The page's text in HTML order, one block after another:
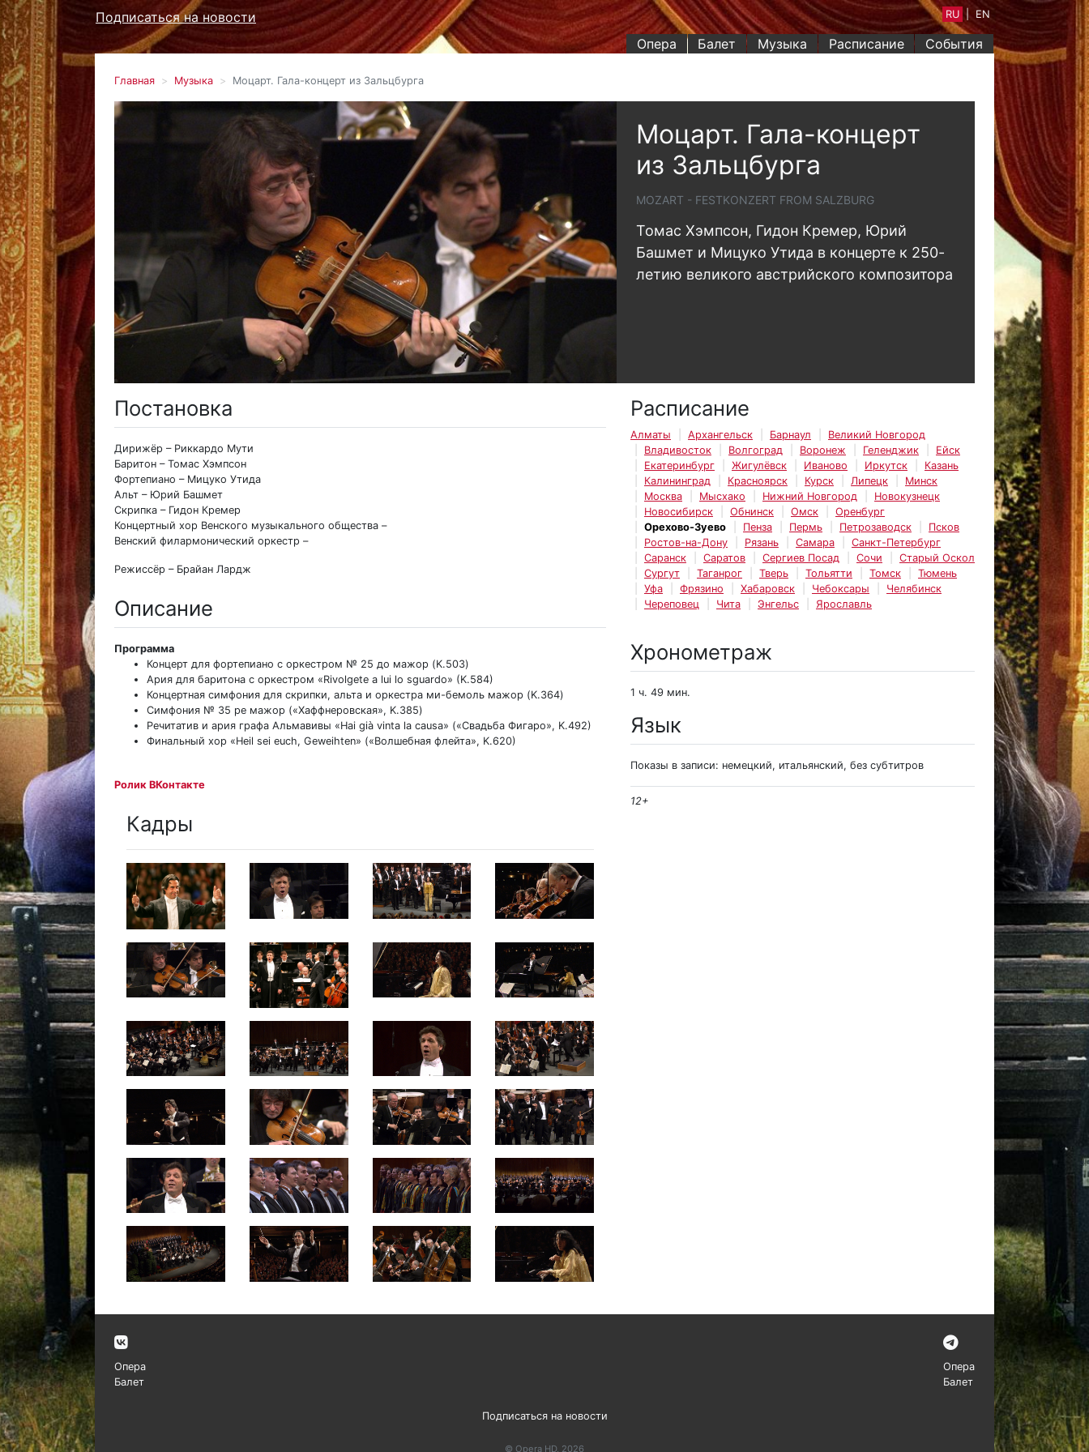
Опера Балет Музыка Расписание События
Подписаться на новости RU EN
Главная Музыка Моцарт. Гала-концерт из Зальцбурга
Моцарт. Гала-концерт
из Зальцбурга
MOZART - FESTKONZERT FROM SALZBURG
Томас Хэмпсон, Гидон Кремер, Юрий
Башмет и Мицуко Утида в концерте к 250-
летию великого австрийского композитора
Постановка
Дирижёр – Риккардо Мути
Баритон – Томас Хэмпсон
Фортепиано – Мицуко Утида
Альт – Юрий Башмет
Скрипка – Гидон Кремер
Концертный хор Венского музыкального общества –
Венский филармонический оркестр –
Режиссёр – Брайан Лардж
Описание
Программа
Концерт для фортепиано с оркестром № 25 до мажор (K.503)
Ария для баритона с оркестром «Rivolgete a lui lo sguardo» (K.584)
Концертная симфония для скрипки, альта и оркестра ми-бемоль мажор (K.364)
Симфония № 35 ре мажор («Хаффнеровская», K.385)
Речитатив и ария графа Альмавивы «Hai già vinta la causa» («Свадьба Фигаро», K.492)
Финальный хор «Heil sei euch, Geweihten» («Волшебная флейта», K.620)
Ролик ВКонтакте
Кадры
Расписание
Алматы Архангельск Барнаул
Великий Новгород
Владивосток
Волгоград Воронеж Геленджик
Ейск
Екатеринбург
Жигулёвск Иваново Иркутск
Казань
Калининград
Красноярск Курск Липецк
Минск
Москва
Мысхако Нижний Новгород
Новокузнецк
Новосибирск
Обнинск Омск
Оренбург
Орехово-Зуево
Пенза Пермь Петрозаводск
Псков
Ростов-на-Дону
Рязань Самара
Санкт-Петербург
Саранск
Саратов Сергиев Посад Сочи
Старый Оскол
Сургут
Таганрог Тверь Тольятти Томск
Тюмень
Уфа
Фрязино Хабаровск Чебоксары
Челябинск
Череповец
Чита Энгельс Ярославль
Хронометраж
1 ч. 49 мин.
Язык
Показы в записи: немецкий, итальянский, без субтитров
12+
Опера
Балет
Опера
Балет
Подписаться на новости
© Opera HD, 2026